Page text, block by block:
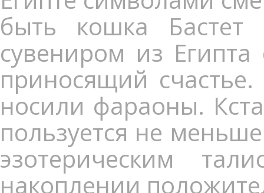
быть кошка
сувениром из Египта
приносящий
носили фараоны.
пользуется не
эзотерическим
накоплении